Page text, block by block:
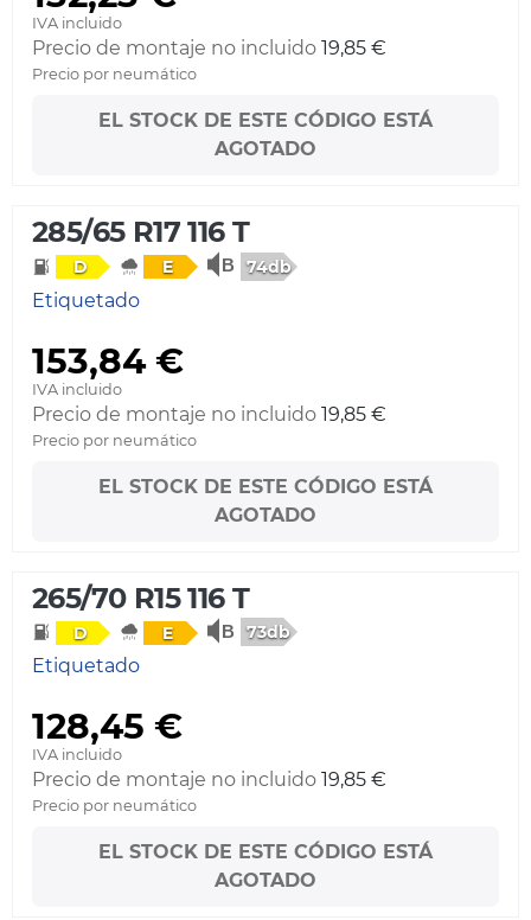
IVA incluido
Precio de montaje no incluido 19,85 €
Precio por neumático
EL STOCK DE ESTE CÓDIGO ESTÁ
AGOTADO
285/65 R17 116 T
D E 74db
Etiquetado
153,84 €
IVA incluido
Precio de montaje no incluido 19,85 €
Precio por neumático
EL STOCK DE ESTE CÓDIGO ESTÁ
AGOTADO
265/70 R15 116 T
D E 73db
Etiquetado
128,45 €
IVA incluido
Precio de montaje no incluido 19,85 €
Precio por neumático
EL STOCK DE ESTE CÓDIGO ESTÁ
AGOTADO